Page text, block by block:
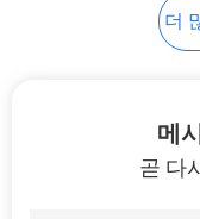
SMT
더
메
곧 다